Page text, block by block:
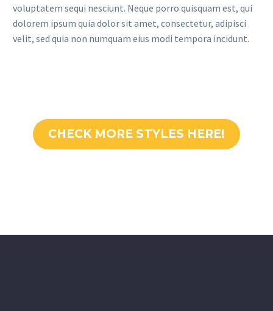
voluptatem sequi nesciunt. Neque porro quisquam est, qui
dolorem ipsum quia dolor sit amet, consectetur, adipisci
velit, sed quia non numquam eius modi tempora incidunt.
CHECK MORE STYLES HERE!